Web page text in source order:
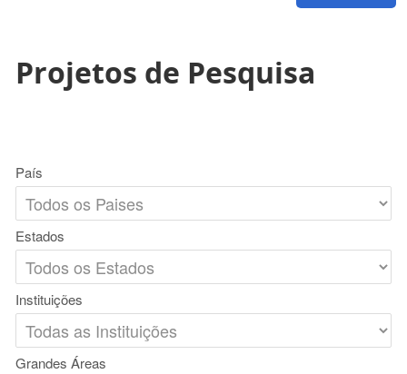
Projetos de Pesquisa
País
Estados
Instituições
Grandes Áreas